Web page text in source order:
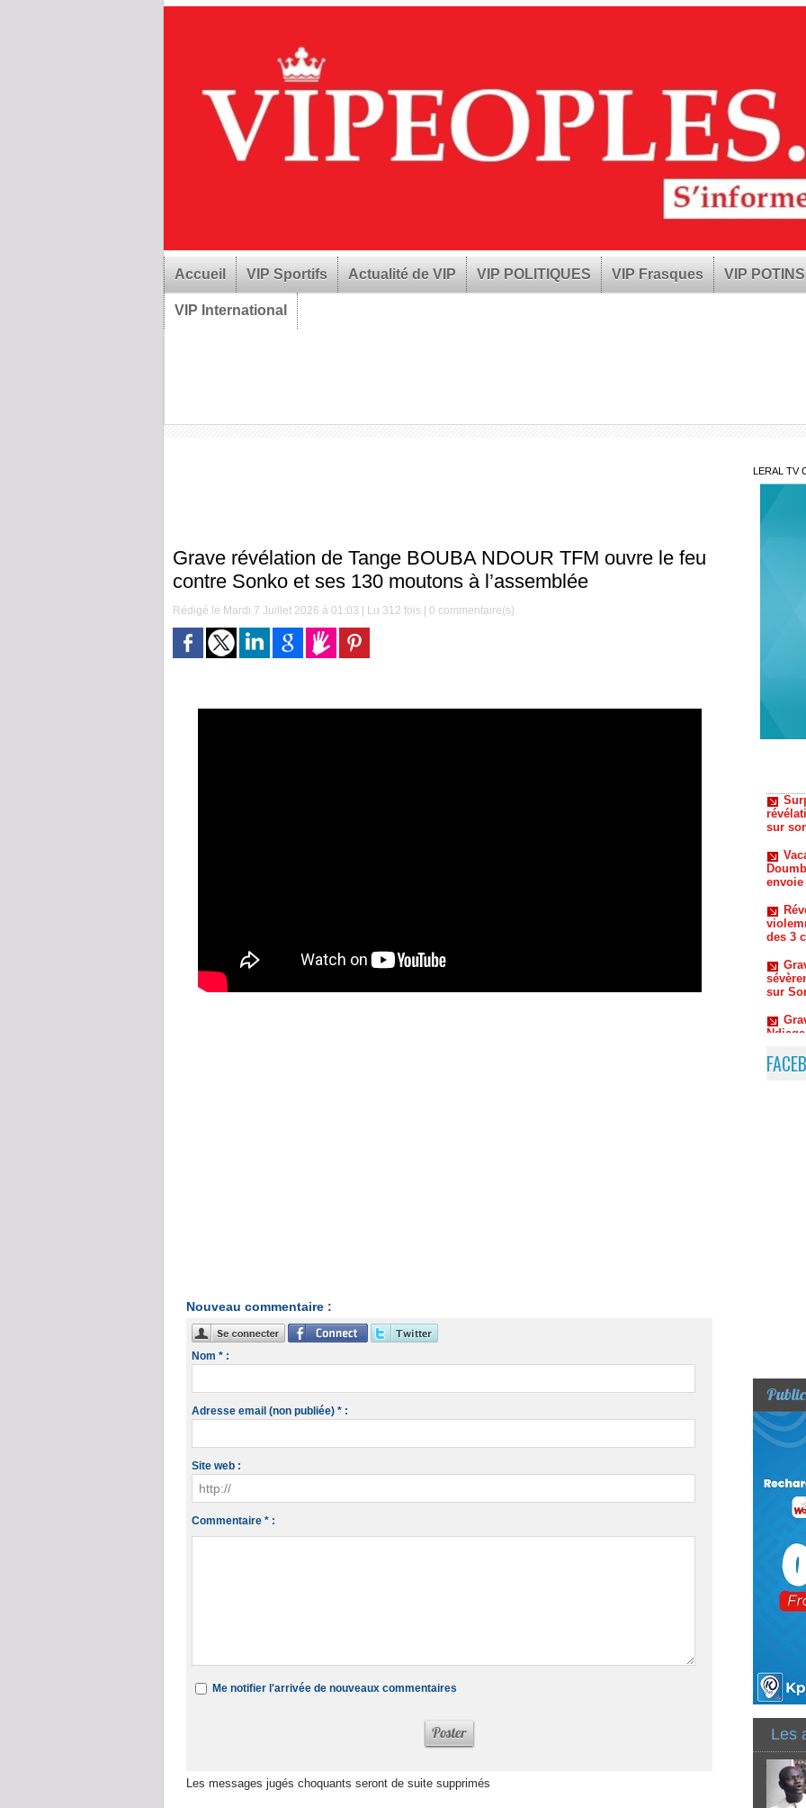
Accueil VIP Sportifs Actualité de VIP VIP POLITIQUES VIP Frasques VIP POTINS
VIP International
Grave révélation de Tange BOUBA NDOUR TFM ouvre le feu
contre Sonko et ses 130 moutons à l’assemblée
Rédigé le Mardi 7 Juillet 2026 à 01:03 | Lu 312 fois | 0 commentaire(s)
Nouveau commentaire :
Nom * :
Adresse email (non publiée) * :
Site web :
Commentaire * :
Me notifier l'arrivée de nouveaux commentaires
Les messages jugés choquants seront de suite supprimés
LERAL TV
envoie
des 3
sur
de
Les